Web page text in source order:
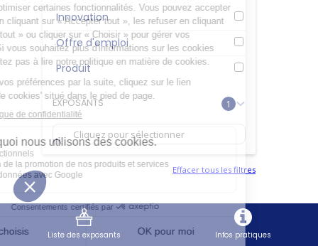
Innovation
Offre d'emploi
Produit
EXPOSANTS 1
Effacer tous les filtres
Liste des exposants Infos pratiques